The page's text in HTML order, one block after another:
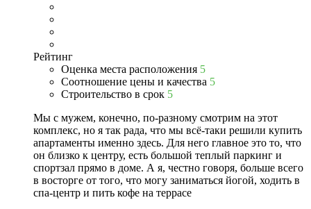
Рейтинг
Оценка места расположения 5
Соотношение цены и качества 5
Строительство в срок 5
Мы с мужем, конечно, по-разному смотрим на этот
комплекс, но я так рада, что мы всё-таки решили купить
апартаменты именно здесь. Для него главное это то, что
он близко к центру, есть большой теплый паркинг и
спортзал прямо в доме. А я, честно говоря, больше всего
в восторге от того, что могу заниматься йогой, ходить в
спа-центр и пить кофе на террасе